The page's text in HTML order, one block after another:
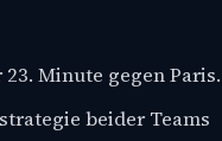
Minute gegen Paris.
beider Teams